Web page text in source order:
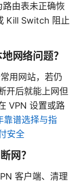
由表未正确恢
Kill Switch 阻止
网络问题？
用网站，若仍
开后就能上网但
VPN 设置或路
靠谱选择与指
安全
网？
客户端、清理